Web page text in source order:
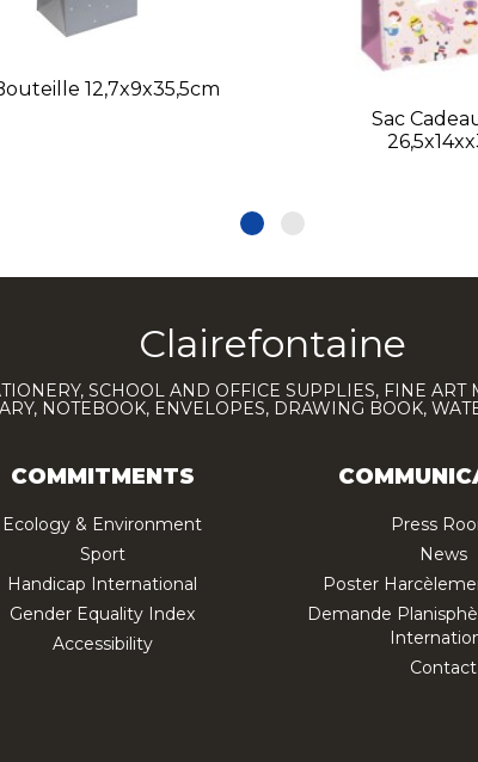
12,7x9x35,5cm
Sac
Clairefontaine
SCHOOL AND OFFICE SUPPLIES, FINE ART
NOTEBOOK, ENVELOPES, DRAWING BOOK,
COMMITMENTS
Ecology & Environment
Sport
Handicap International
Gender Equality Index
Accessibility
Press
News
Poster
Demande
Contact